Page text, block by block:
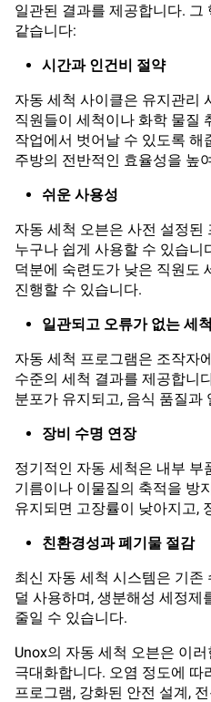
일관된 결과를 제공합니다. 그
같습니다:
시간과 인건비 절약
자동 세척 사이클은 유지관리
직원들이 세척이나 화학 물질
작업에서 벗어날 수 있도록 해
주방의 전반적인 효율성을 높
쉬운 사용성
자동 세척 오븐은 사전 설정된
누구나 쉽게 사용할 수 있습니
덕분에 숙련도가 낮은 직원도
진행할 수 있습니다.
일관되고 오류가 없는 세
자동 세척 프로그램은 조작자
수준의 세척 결과를 제공합니
분포가 유지되고, 음식 품질과
장비 수명 연장
정기적인 자동 세척은 내부 부
기름이나 이물질의 축적을 방
유지되면 고장률이 낮아지고,
친환경성과 폐기물 절감
최신 자동 세척 시스템은 기존
덜 사용하며, 생분해성 세정제
줄일 수 있습니다.
Unox의 자동 세척 오븐은 이
극대화합니다. 오염 정도에 따
프로그램, 강화된 안전 설계,